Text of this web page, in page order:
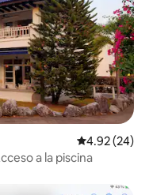
Calificación
4.92 (24)
a la piscina